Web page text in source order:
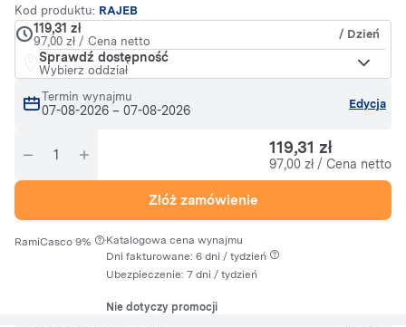
Kod produktu: RAJEB
119,31 zł
97,00 zł / Cena netto
/ Dzień
Sprawdź dostępność
Wybierz oddział
Termin wynajmu
07-08-2026 – 07-08-2026 Edycja
119,31 zł
97,00 zł / Cena netto
Złóż zamówienie
RamiCasco 9% ·Katalogowa cena wynajmu
Dni fakturowane: 6 dni / tydzień
Ubezpieczenie: 7 dni / tydzień
Nie dotyczy promocji